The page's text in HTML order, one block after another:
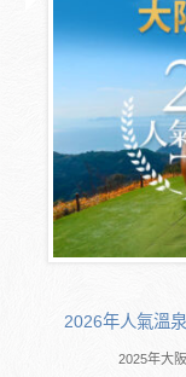
2026年人氣溫
2025年大